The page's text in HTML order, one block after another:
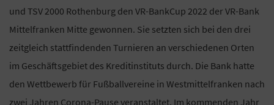
und TSV 2000 Rothenburg den VR-BankCup 2022 der VR-Bank
Mittelfranken Mitte gewonnen. Sie setzten sich bei den drei
zeitgleich stattfindenden Turnieren an verschiedenen Orten
im Geschäftsgebiet des Kreditinstituts durch. Die Bank hatte
den Wettbewerb für Fußballvereine in Westmittelfranken nach
zwei Jahren Corona-Pause veranstaltet. Im kommenden Jahr